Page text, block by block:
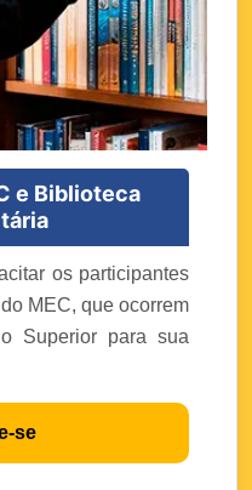
e Biblioteca
os participantes
MEC, que ocorrem
Superior para sua
se